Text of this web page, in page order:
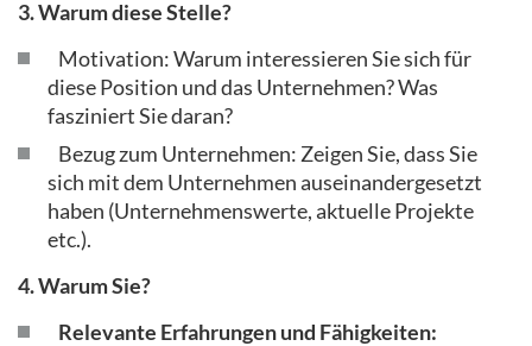
3. Warum diese Stelle?
Motivation: Warum interessieren Sie sich für
diese Position und das Unternehmen? Was
fasziniert Sie daran?
Bezug zum Unternehmen: Zeigen Sie, dass Sie
sich mit dem Unternehmen auseinandergesetzt
haben (Unternehmenswerte, aktuelle Projekte
etc.).
4. Warum Sie?
Relevante Erfahrungen und Fähigkeiten: